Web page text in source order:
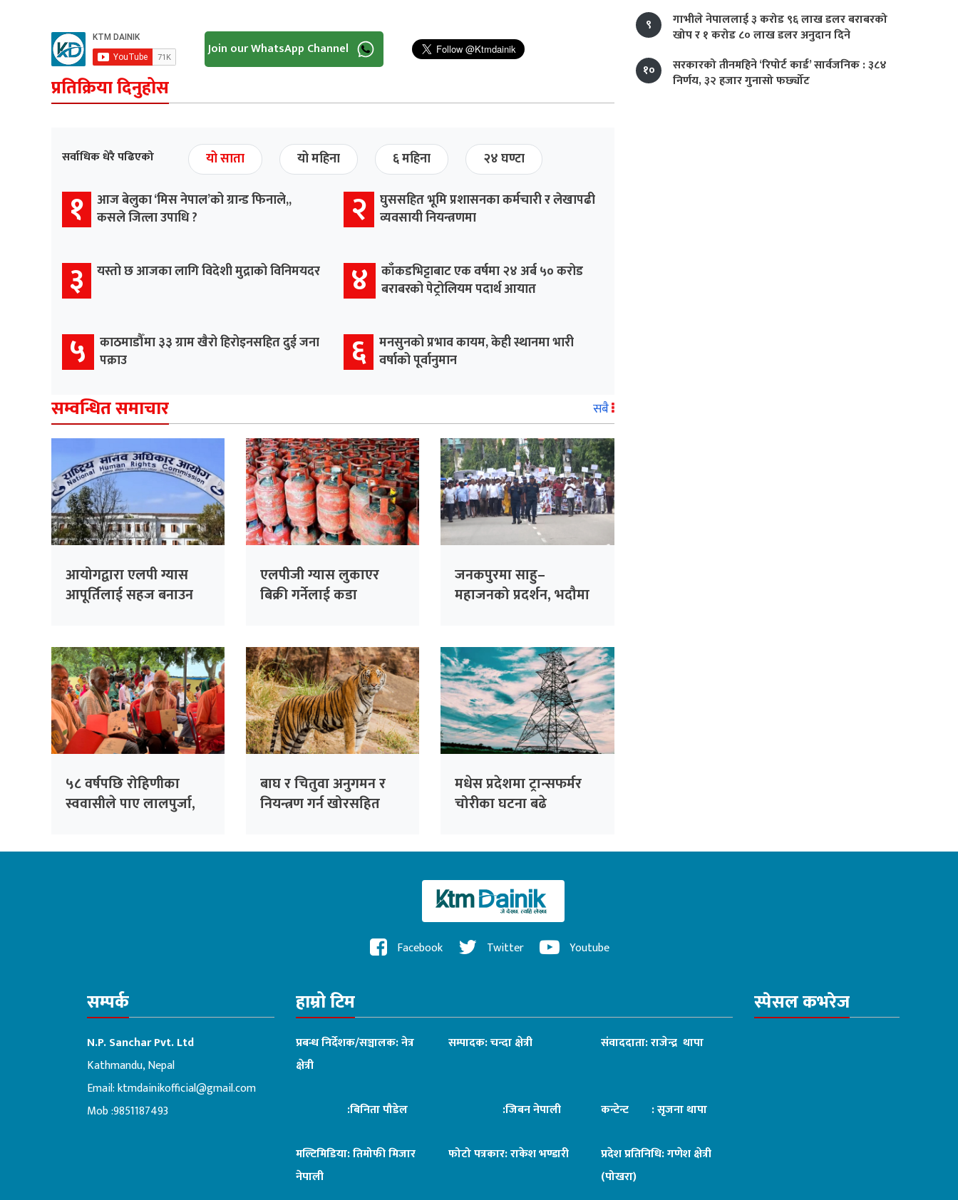
Join our WhatsApp Channel
प्रतिक्रिया दिनुहोस
सर्वाधिक धेरै पढिएको यो साता यो महिना ६ महिना २४ घण्टा
१ आज बेलुका ‘मिस नेपाल’को ग्रान्ड फिनाले,,
कसले जित्ला उपाधि ?
२ घुससहित भूमि प्रशासनका कर्मचारी र लेखापढी
व्यवसायी नियन्त्रणमा
३ यस्तो छ आजका लागि विदेशी मुद्राको विनिमयदर ४ काँकडभिट्टाबाट एक वर्षमा २४ अर्ब ५० करोड
बराबरको पेट्रोलियम पदार्थ आयात
५ काठमाडौँमा ३३ ग्राम खैरो हिरोइनसहित दुई जना
पक्राउ
६ मनसुनको प्रभाव कायम, केही स्थानमा भारी
वर्षाको पूर्वानुमान
सम्वन्धित समाचार सबै
आयोगद्वारा एलपी ग्यास
आपूर्तिलाई सहज बनाउन
एलपीजी ग्यास लुकाएर
बिक्री गर्नेलाई कडा
जनकपुरमा साहु–
महाजनको प्रदर्शन, भदौमा
५८ वर्षपछि रोहिणीका
स्ववासीले पाए लालपुर्जा,
बाघ र चितुवा अनुगमन र
नियन्त्रण गर्न खोरसहित
मधेस प्रदेशमा ट्रान्सफर्मर
चोरीका घटना बढे
९
गाभीले नेपाललाई ३ करोड ९६ लाख डलर बराबरको
खोप र १ करोड ८० लाख डलर अनुदान दिने
१०
सरकारको तीनमहिने ‘रिपोर्ट कार्ड’ सार्वजनिक : ३८४
निर्णय, ३२ हजार गुनासो फर्छ्योट
Facebook Twitter Youtube
सम्पर्क
N.P. Sanchar Pvt. Ltd
Kathmandu, Nepal
Email:ktmdainikofficial@gmail.com
Mob :9851187493
हाम्रो टिम
प्रबन्ध निर्देशक/सञ्चालक: नेत्र
क्षेत्री
सम्पादक: चन्दा क्षेत्री संवाददाता: राजेन्द्र थापा
:बिनिता पौडेल :जिबन नेपाली कन्टेन्ट : सृजना थापा
मल्टिमिडिया: तिमोफी मिजार
नेपाली
फोटो पत्रकार: राकेश भण्डारी
प्रदेश प्रतिनिधि: गणेश क्षेत्री
(पोखरा)
स्पेसल कभरेज